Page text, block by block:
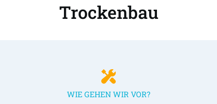
Trockenbau
WIE GEHEN WIR VOR?